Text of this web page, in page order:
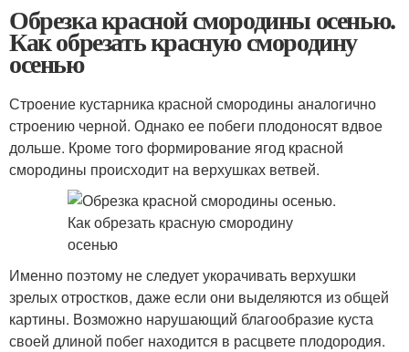
Обрезка красной смородины осенью.
Как обрезать красную смородину
осенью
Строение кустарника красной смородины аналогично
строению черной. Однако ее побеги плодоносят вдвое
дольше. Кроме того формирование ягод красной
смородины происходит на верхушках ветвей.
Именно поэтому не следует укорачивать верхушки
зрелых отростков, даже если они выделяются из общей
картины. Возможно нарушающий благообразие куста
своей длиной побег находится в расцвете плодородия.